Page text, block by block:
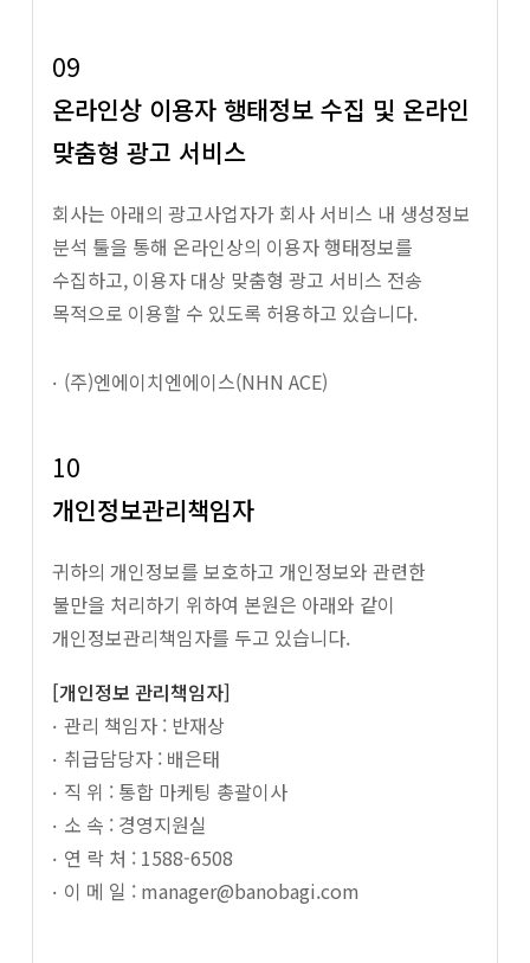
09
온라인상 이용자 행태정보 수집 및 온라인
맞춤형 광고 서비스
회사는 아래의 광고사업자가 회사 서비스 내 생성정보
분석 툴을 통해 온라인상의 이용자 행태정보를
수집하고, 이용자 대상 맞춤형 광고 서비스 전송
목적으로 이용할 수 있도록 허용하고 있습니다.
(주)엔에이치엔에이스(NHN ACE)
10
개인정보관리책임자
귀하의 개인정보를 보호하고 개인정보와 관련한
불만을 처리하기 위하여 본원은 아래와 같이
개인정보관리책임자를 두고 있습니다.
[개인정보 관리책임자]
관리 책임자 : 반재상
취급담당자 : 배은태
직 위 : 통합 마케팅 총괄이사
소 속 : 경영지원실
연 락 처 : 1588-6508
이 메 일 : manager@banobagi.com